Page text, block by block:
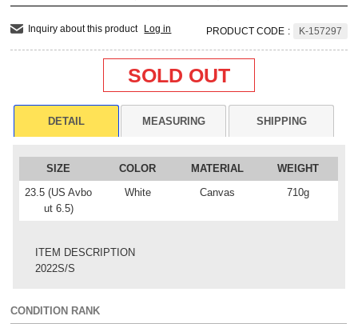
Inquiry about this product Log in PRODUCT CODE : K-157297
SOLD OUT
DETAIL MEASURING SHIPPING
SIZE COLOR MATERIAL
WEIGHT
23.5 (US Avbo
ut 6.5)
White Canvas 710g
ITEM DESCRIPTION
2022S/S
CONDITION RANK